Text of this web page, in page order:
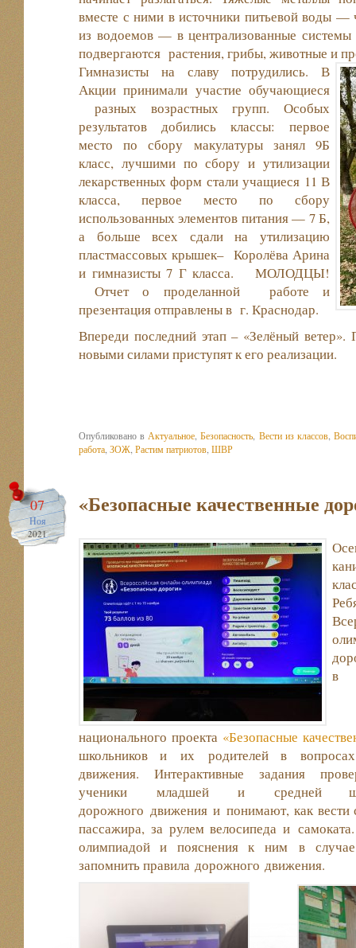
вместе с ними в источники питьевой воды —
из водоемов — в централизованные
подвергаются растения, грибы, животные и
Гимназисты на славу потрудились. В
Акции принимали участие обучающиеся
разных возрастных групп. Особых
результатов добились классы: первое
место по сбору макулатуры занял 9Б
класс, лучшими по сбору и утилизации
лекарственных форм стали учащиеся 11 В
класса, первое место по сбору
использованных элементов питания — 7 Б,
а больше всех сдали на утилизацию
пластмассовых крышек– Королёва Арина
и гимназисты 7 Г класса. МОЛОДЦЫ!
Отчет о проделанной работе и
презентация отправлены в г. Краснодар.
Впереди последний этап – «Зелёный ветер».
новыми силами приступят к его реализации.
Опубликовано в Актуальное ,Безопасность Вести из классов,
работа ЗОЖ Растим патриотов ШВР
07
Ноя
2021
«Безопасные качественные
национального проекта «Безопасные
школьников и их родителей в вопросах
движения. Интерактивные задания
ученики младшей и средней
дорожного движения и понимают, как вести
пассажира, за рулем велосипеда и
олимпиадой и пояснения к ним в
запомнить правила дорожного движения.